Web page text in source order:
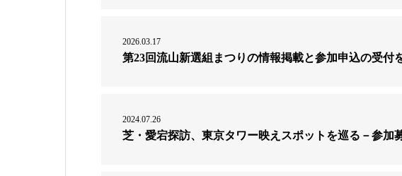
2026.03.17
第23回流山新選組まつりの情報掲載と参加申込の受付
2024.07.26
芝・愛宕探訪、東京タワー映えスポットを巡る－参加